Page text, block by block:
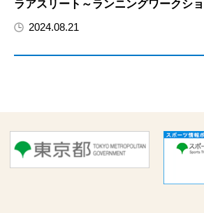
ラアスリート～ランニングワークショ
2024.08.21